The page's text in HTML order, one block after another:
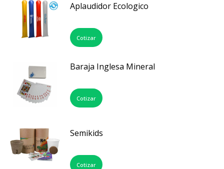
Aplaudidor Ecologico
Cotizar
Baraja Inglesa Mineral
Cotizar
Semikids
Cotizar